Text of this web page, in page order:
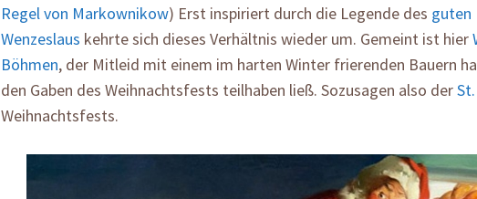
Regel von Markownikow) Erst inspiriert durch die Legende des guten
Wenzeslaus kehrte sich dieses Verhältnis wieder um. Gemeint ist hier
Böhmen, der Mitleid mit einem im harten Winter frierenden Bauern
den Gaben des Weihnachtsfests teilhaben ließ. Sozusagen also der
Weihnachtsfests.